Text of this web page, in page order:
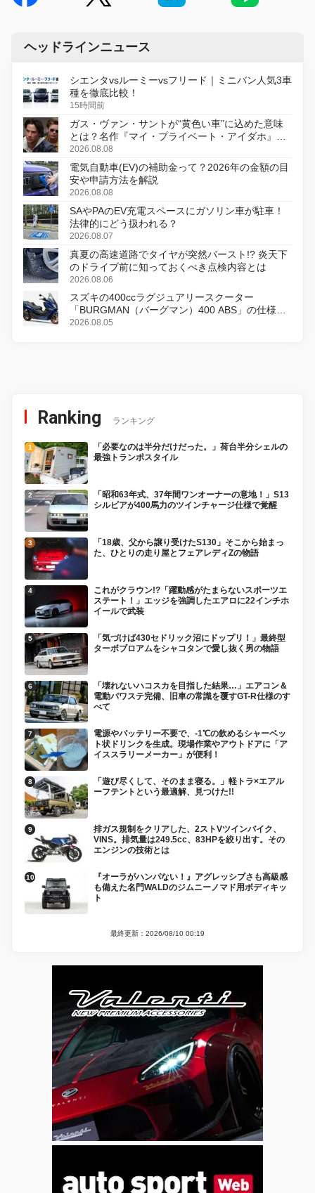
ヘッドラインニュース
シエンタvsルーミーvsフリード｜ミニバン人気3車
種を徹底比較！
15時間前
ガス・ヴァン・サントが“黄色い車”に込めた意味
とは？名作『マイ・プライベート・アイダホ』が
初のデジタルリマスター版で復活
2026.08.08
電気自動車(EV)の補助金って？2026年の金額の目
安や申請方法を解説
2026.08.08
SAやPAのEV充電スペースにガソリン車が駐車！
法律的にどう扱われる？
2026.08.07
真夏の高速道路でタイヤが突然バースト!? 炎天下
のドライブ前に知っておくべき点検内容とは
2026.08.06
スズキの400ccラグジュアリースクーター
「BURGMAN（バーグマン）400 ABS」の仕様を
変更し、8月18日に発売
2026.08.05
Ranking ランキング
「必要なのは半分だけだった。」荷台半分シェルの
最強トランポスタイル
「昭和63年式、37年間ワンオーナーの意地！」S13
シルビアが400馬力のツインチャージ仕様で覚醒
「18歳、父から譲り受けたS130」そこから始まっ
た、ひとりの走り屋とフェアレディZの物語
これがクラウン!?「躍動感がたまらないスポーツエ
ステート！」エッジを強調したエアロに22インチホ
イールで武装
「気づけば430セドリック沼にドップリ！」最終型
ターボブロアムをシャコタンで愛し抜く男の物語
「壊れないハコスカを目指した結果…」エアコン＆
電動パワステ完備、旧車の常識を覆すGT-R仕様のす
べて
電源やバッテリー不要で、-1℃の飲めるシャーベッ
ト状ドリンクを生成。現場作業やアウトドアに「ア
イススラリーメーカー」が便利！
「遊び尽くして、そのまま寝る。」軽トラ×エアル
ーフテントという最適解、見つけた!!
排ガス規制をクリアした、2ストVツインバイク、
VINS。排気量は249.5cc、83HPを絞り出す。その
エンジンの技術とは
『オーラがハンパない！』アグレッシブさも高級感
も備えた名門WALDのジムニーノマド用ボディキッ
ト
最終更新：2026/08/10 00:19